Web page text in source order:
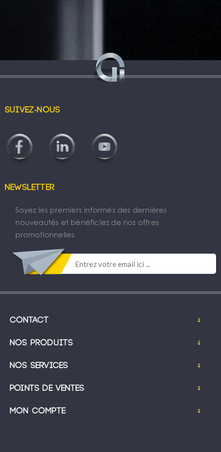
Suivez-nous
Newsletter
Soyez les premiers informés des dernières
nouveautés et bénéficiez de nos offres
promotionnelles
Contact
Nos produits
Nos services
Points de ventes
Mon compte